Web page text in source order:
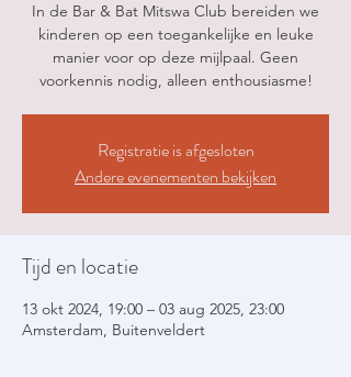
In de Bar & Bat Mitswa Club bereiden we
kinderen op een toegankelijke en leuke
manier voor op deze mijlpaal. Geen
voorkennis nodig, alleen enthousiasme!
Registratie is afgesloten
Andere evenementen bekijken
Tijd en locatie
13 okt 2024, 19:00 – 03 aug 2025, 23:00
Amsterdam, Buitenveldert